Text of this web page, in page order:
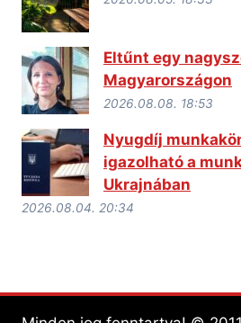
Eltűnt egy
Magyarországon
2026.08.08. 18:53
Nyugdíj
igazolható a
Ukrajnában
2026.08.04. 20:34